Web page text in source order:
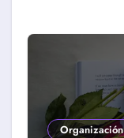
Organización